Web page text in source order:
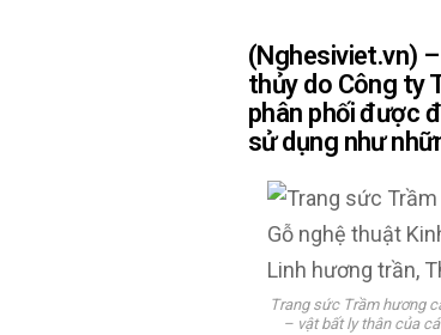
(Nghesiviet.vn)
thủy do Công ty
phân phối được
sử dụng như
Trang sức Trầm hương
– vật bất ly thân của